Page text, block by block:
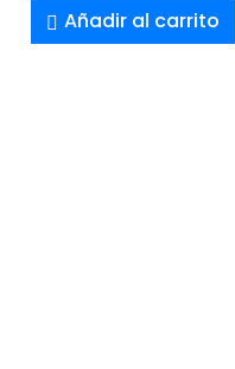
Añadir al carrito